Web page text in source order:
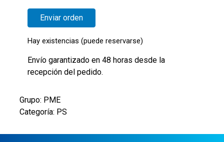
Hay existencias (puede reservarse)
Envío garantizado en 48 horas desde la
recepción del pedido.
Grupo: PME
Categoría: PS